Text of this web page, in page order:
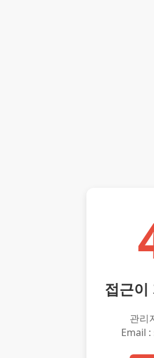
접근이
관리
Email